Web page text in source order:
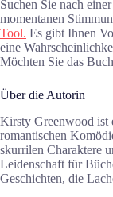
Suchen Sie nach
momentanen
Tool. Es gibt Ihnen
eine
Möchten Sie das
Über die Autorin
Kirsty Greenwood ist
romantischen
skurrilen Charaktere
Leidenschaft für
Geschichten, die